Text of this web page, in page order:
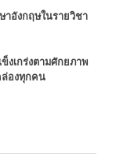
าอังกฤษในรายวิชา
งเกร่งตามศักยภาพ
ล่องทุกคน